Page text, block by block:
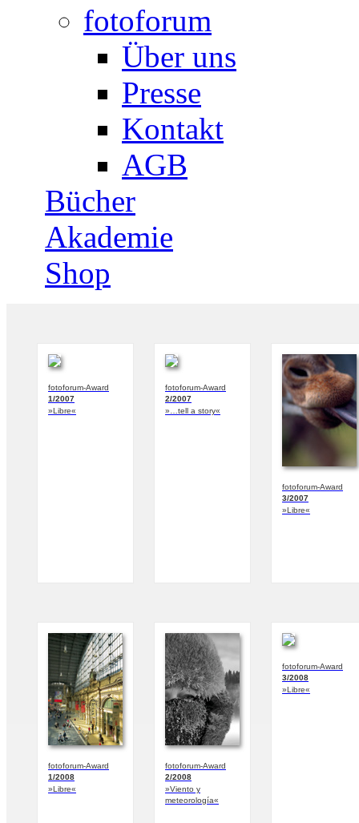
fotoforum
Über uns
Presse
Kontakt
AGB
Bücher
Akademie
Shop
fotoforum-Award
1/2007
»Libre«
fotoforum-Award
2/2007
»…tell a story«
fotoforum-Award
3/2007
»Libre«
fotoforum-Award
1/2008
»Libre«
fotoforum-Award
2/2008
»Viento y
meteorología«
fotoforum-Award
3/2008
»Libre«